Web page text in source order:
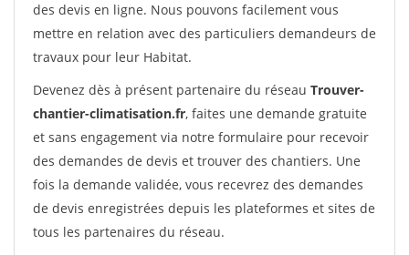
des devis en ligne. Nous pouvons facilement vous
mettre en relation avec des particuliers demandeurs de
travaux pour leur Habitat.
Devenez dès à présent partenaire du réseau Trouver-
chantier-climatisation.fr, faites une demande gratuite
et sans engagement via notre formulaire pour recevoir
des demandes de devis et trouver des chantiers. Une
fois la demande validée, vous recevrez des demandes
de devis enregistrées depuis les plateformes et sites de
tous les partenaires du réseau.